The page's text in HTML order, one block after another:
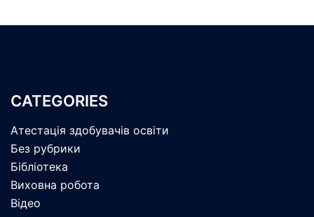
CATEGORIES
Атестація здобувачів освіти
Без рубрики
Бібліотека
Виховна робота
Відео